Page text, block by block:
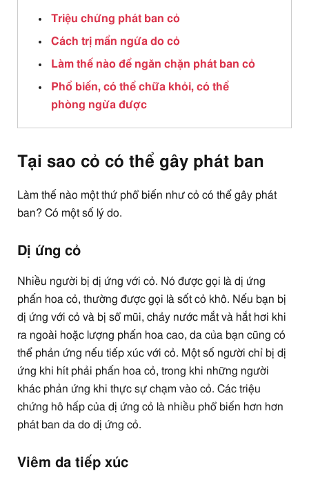
Triệu chứng phát ban cỏ
Cách trị mẩn ngứa do cỏ
Làm thế nào để ngăn chặn phát ban cỏ
Phổ biến, có thể chữa khỏi, có thể
phòng ngừa được
Tại sao cỏ có thể gây phát ban
Làm thế nào một thứ phổ biến như cỏ có thể gây phát
ban? Có một số lý do.
Dị ứng cỏ
Nhiều người bị dị ứng với cỏ. Nó được gọi là dị ứng
phấn hoa cỏ, thường được gọi là sốt cỏ khô. Nếu bạn bị
dị ứng với cỏ và bị sổ mũi, chảy nước mắt và hắt hơi khi
ra ngoài hoặc lượng phấn hoa cao, da của bạn cũng có
thể phản ứng nếu tiếp xúc với cỏ. Một số người chỉ bị dị
ứng khi hít phải phấn hoa cỏ, trong khi những người
khác phản ứng khi thực sự chạm vào cỏ. Các triệu
chứng hô hấp của dị ứng cỏ là nhiều phổ biến hơn hơn
phát ban da do dị ứng cỏ.
Viêm da tiếp xúc